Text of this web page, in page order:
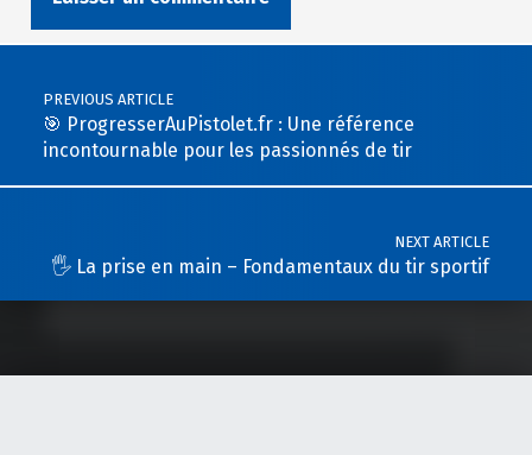
Post navigation
PREVIOUS ARTICLE
🎯 ProgresserAuPistolet.fr : Une référence
incontournable pour les passionnés de tir
NEXT ARTICLE
🖐️ La prise en main – Fondamentaux du tir sportif